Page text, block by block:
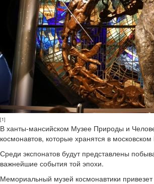
[1]
В ханты-мансийском Музее Природы и
космонавтов, которые хранятся в
Среди экспонатов будут представлены
важнейшие события той эпохи.
Мемориальный музей космонавтики